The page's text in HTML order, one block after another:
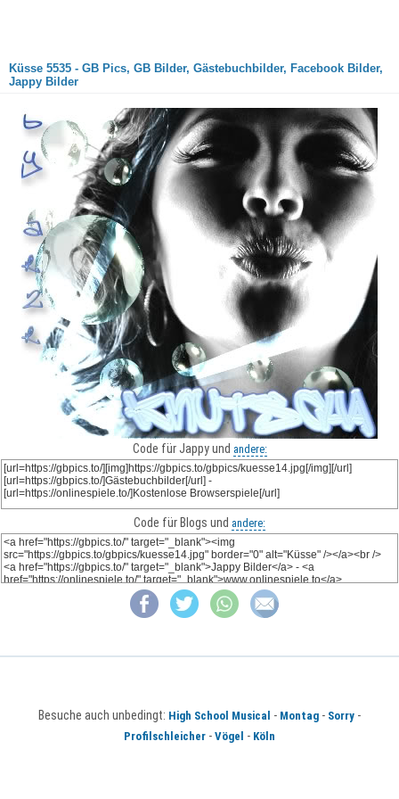
Küsse 5535 - GB Pics, GB Bilder, Gästebuchbilder, Facebook Bilder,
Jappy Bilder
Code für Jappy und andere:
Code für Blogs und andere:
Besuche auch unbedingt: High School Musical - Montag - Sorry -
Profilschleicher - Vögel - Köln